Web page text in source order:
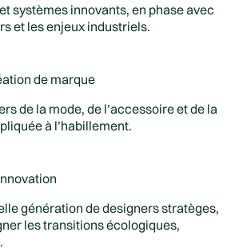
systèmes innovants, en phase avec
et les enjeux industriels.
de marque
de la mode, de l’accessoire et de la
à l’habillement.
génération de designers stratèges,
les transitions écologiques,